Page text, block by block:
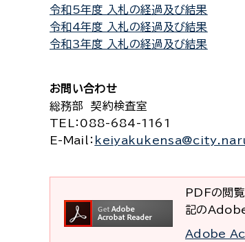
令和5年度 入札の経過及び結果
令和4年度 入札の経過及び結果
令和3年度 入札の経過及び結果
お問い合わせ
総務部 契約検査室
TEL
：088-684-1161
E-Mail
：
PDFの閲
記の
Adobe